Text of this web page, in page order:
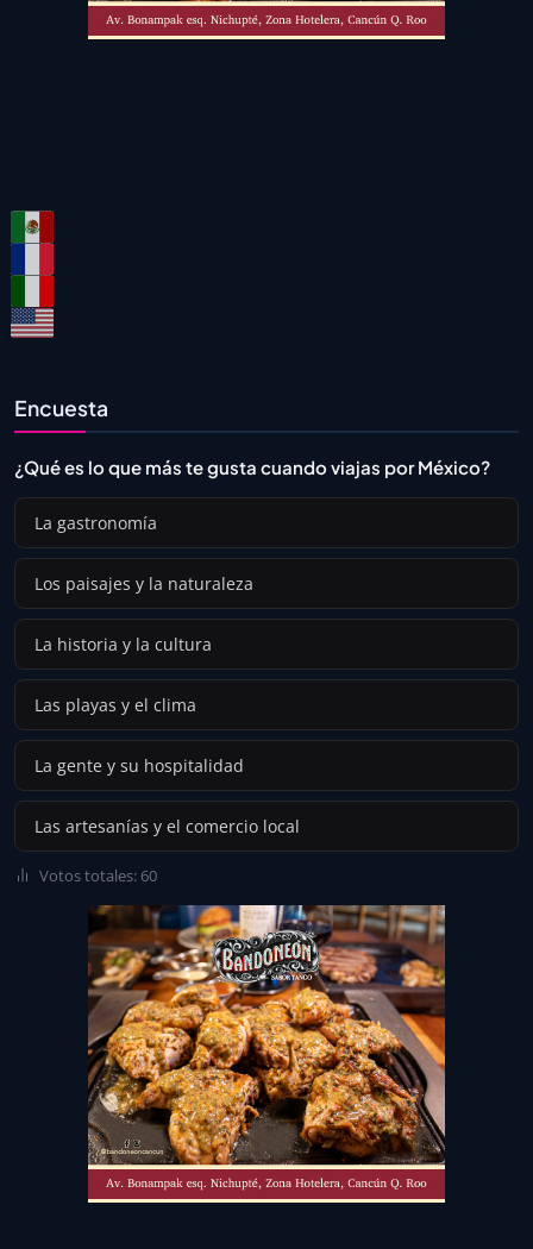
Encuesta
¿Qué es lo que más te gusta cuando viajas por México?
La gastronomía
Los paisajes y la naturaleza
La historia y la cultura
Las playas y el clima
La gente y su hospitalidad
Las artesanías y el comercio local
Votos totales: 60